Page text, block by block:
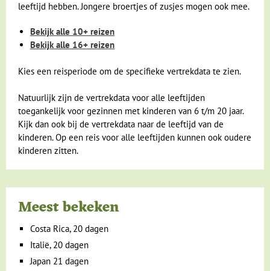
leeftijd hebben. Jongere broertjes of zusjes mogen ook mee.
Bekijk alle 10+ reizen
Bekijk alle 16+ reizen
Kies een reisperiode om de specifieke vertrekdata te zien.
Natuurlijk zijn de vertrekdata voor alle leeftijden
toegankelijk voor gezinnen met kinderen van 6 t/m 20 jaar.
Kijk dan ook bij de vertrekdata naar de leeftijd van de
kinderen. Op een reis voor alle leeftijden kunnen ook oudere
kinderen zitten.
Meest bekeken
Costa Rica, 20 dagen
Italië, 20 dagen
Japan 21 dagen